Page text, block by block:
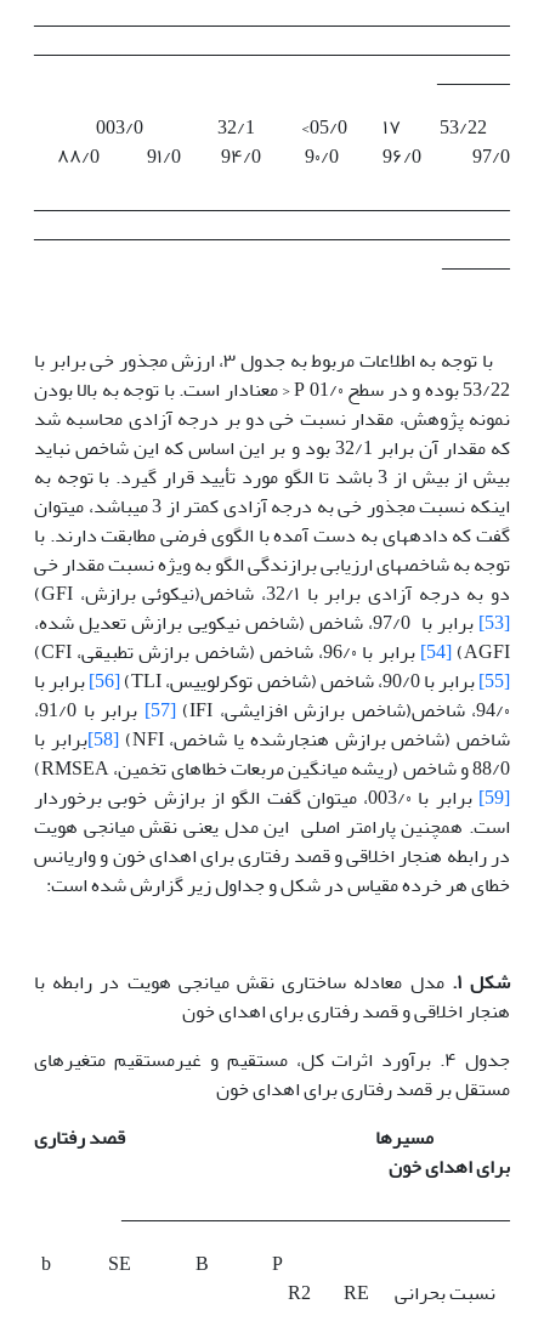
ــــــــــــــــــــــــــــــــــــــــــــــــــــــــــــــــــــــــــــــــــــــــــــــــــ
ــــــــــــــــــــــــــــــــــــــــــــــــــــــــــــــــــــــــــــــــــــــــــــــــــ
ـــــــــــــــ
97/0 9۶/0 9۰/0 9۴/0 9۱/0 ۸۸/0
ــــــــــــــــــــــــــــــــــــــــــــــــــــــــــــــــــــــــــــــــــــــــــــــــــ
ــــــــــــــــــــــــــــــــــــــــــــــــــــــــــــــــــــــــــــــــــــــــــــــــــ
ــــــــــــــ
با توجه به اطلاعات مربوط به جدول ۳، ارزش مجذور خی برابر با
53/22 بوده و در سطح 01/۰ P < معنادار است. با توجه به بالا بودن
نمونه پژوهش، مقدار نسبت خی دو بر درجه آزادی محاسبه شد
که مقدار آن برابر 32/1 بود و بر این اساس که این شاخص نباید
بیش از بیش از 3 باشد تا الگو مورد تأیید قرار گیرد. با توجه به
اینکه نسبت مجذور خی به درجه آزادی کمتر از 3 می­باشد، می­توان
گفت که داده­های به دست آمده با الگوی فرضی مطابقت دارند. با
توجه به شاخص­های ارزیابی برازندگی الگو به ویژه نسبت مقدار خی
دو به درجه آزادی برابر با 32/۱، شاخص(نیکوئی برازش، GFI)
[53]
برابر با 97/0، شاخص (شاخص نیکویی برازش تعدیل شده،
AGFI)
[54]
برابر با 96/۰، شاخص (شاخص برازش تطبیقی، CFI)
[55]
برابر با 90/0، شاخص (شاخص توکرلوییس، TLI) [56]
برابر با
94/۰، شاخص(شاخص برازش افزایشی، IFI)
[57]
برابر با 91/0،
شاخص (شاخص برازش هنجارشده یا شاخص، NFI)
[58]
برابر با
88/0 و شاخص (ریشه میانگین مربعات خطاهای تخمین، RMSEA)
[59]
برابر با 003/۰، می­توان گفت الگو از برازش خوبی برخوردار
است. همچنین پارامتر اصلی این مدل یعنی نقش میانجی هویت
در رابطه هنجار اخلاقی و قصد رفتاری برای اهدای خون و واریانس
خطای هر خرده مقیاس در شکل و جداول زیر گزارش شده است:
شکل ۱.
مدل معادله ساختاری نقش میانجی هویت در رابطه با
هنجار اخلاقی و قصد رفتاری برای اهدای خون
جدول ۴. برآورد اثرات کل، مستقیم و غیرمستقیم متغیرهای
مستقل بر قصد رفتاری برای اهدای خون
مسیرها
قصد رفتاری
برای اهدای خون
ــــــــــــــــــــــــــــــــــــــــــــــــــــــــــــــــــــــــــــــــ
b SE B P
نسبت بحرانی R2 RE